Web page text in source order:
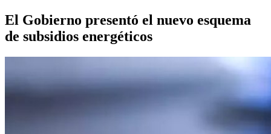
El Gobierno presentó el nuevo esquema
de subsidios energéticos